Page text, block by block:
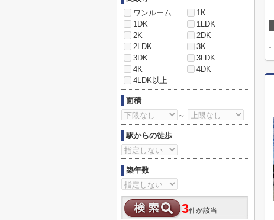
ワンルーム
1K
1DK
1LDK
2K
2DK
2LDK
3K
3DK
3LDK
4K
4DK
4LDK以上
面積
～
駅からの徒歩
築年数
3件が該当